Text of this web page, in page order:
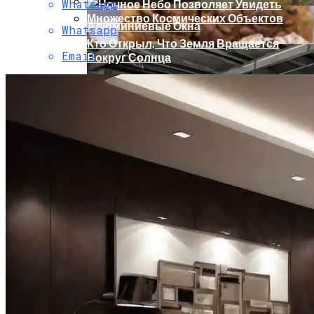
5 Кусочков В День. Врач Рассказала,
Почему Не Стоит Отказываться От
Хлеба
Алюминиевые Окна
Виды Материалов Для Звукоизоляции
Кто Открыл, Что Земля Вращается
Вокруг Солнца
Гипотеза Занесения Жизни Из Космоса
Имеет Объяснения
Whatsapp
Whatsapp
Email